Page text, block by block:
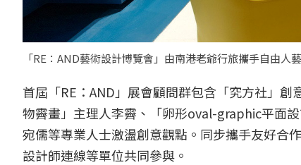
「RE：AND藝術設計博覽會」由南港老爺行旅攜手自由
首屆「RE：AND」展會顧問群包含「究方社」
物霽畫」主理人李霽、「卵形oval-graphic平面
宛儒等專業人士激盪創意觀點。同步攜手友好合
設計師連線等單位共同參與。